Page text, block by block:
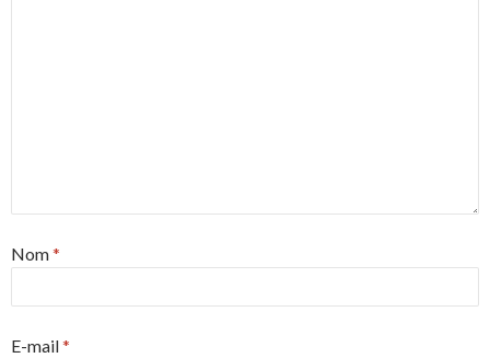
Nom*
E-mail*